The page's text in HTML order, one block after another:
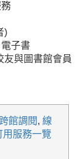
)
子書
友與圖書館會員
跨館調閱, 線
用服務一覽